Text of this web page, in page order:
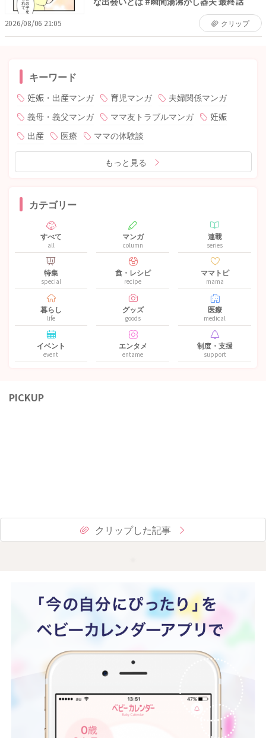
2026/08/06 21:05 クリップ
キーワード
妊娠・出産マンガ 育児マンガ
夫婦関係マンガ
義母・義父マンガ
ママ友トラブルマンガ
妊娠
出産
医療 ママの体験談
もっと見る
カテゴリー
すべて
all
マンガ
column
連載
series
特集
special
食・レシピ
recipe
ママトピ
mama
暮らし
life
グッズ
goods
医療
medical
イベント
event
エンタメ
entame
制度・支援
support
PICKUP
クリップした記事